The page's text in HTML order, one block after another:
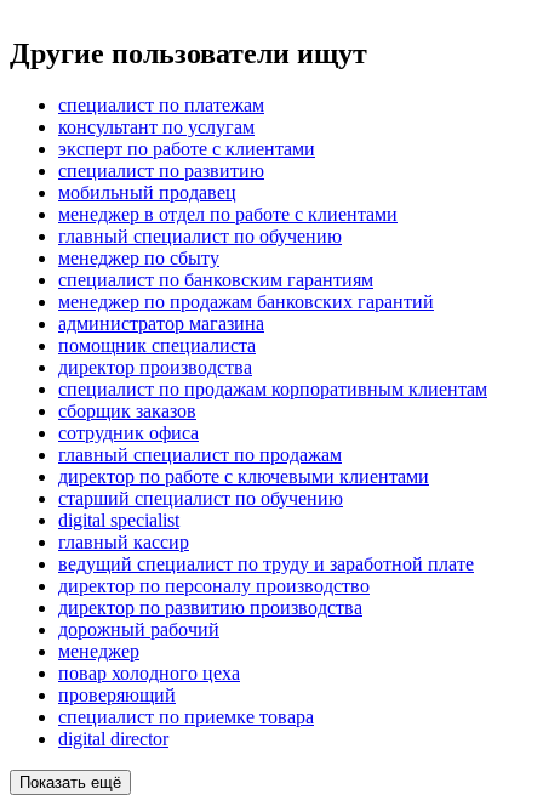
Другие пользователи ищут
специалист по платежам
консультант по услугам
эксперт по работе с клиентами
специалист по развитию
мобильный продавец
менеджер в отдел по работе с клиентами
главный специалист по обучению
менеджер по сбыту
специалист по банковским гарантиям
менеджер по продажам банковских гарантий
администратор магазина
помощник специалиста
директор производства
специалист по продажам корпоративным клиентам
сборщик заказов
сотрудник офиса
главный специалист по продажам
директор по работе с ключевыми клиентами
старший специалист по обучению
digital specialist
главный кассир
ведущий специалист по труду и заработной плате
директор по персоналу производство
директор по развитию производства
дорожный рабочий
менеджер
повар холодного цеха
проверяющий
специалист по приемке товара
digital director
Показать ещё